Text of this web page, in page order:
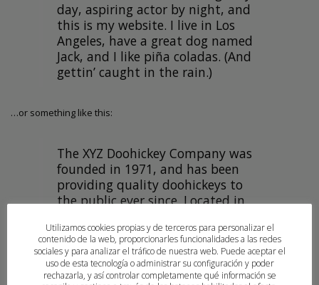
day, aspiring actor by night, and
this is my website. I live in Los
Angeles, have a great dog named
Jack, and I like piña coladas. (And
gettin’ caught in the rain.)
…or something like this:
The XYZ Doohickey Company was
founded in 1971, and has been
providing quality doohickeys to
the public ever since. Located in
2,000 people and does all kinds of
awesome things for the Gotham
community.
Utilizamos cookies propias y de terceros para personalizar el
contenido de la web, proporcionarles funcionalidades a las redes
sociales y para analizar el tráfico de nuestra web. Puede aceptar el
uso de esta tecnología o administrar su configuración y poder
rechazarla, y así controlar completamente qué información se